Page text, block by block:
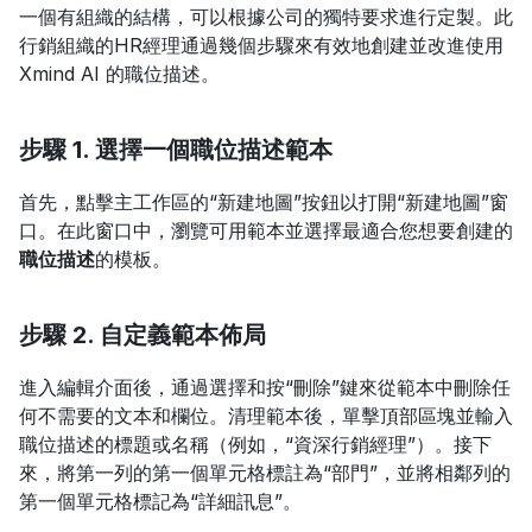
一個有組織的結構，可以根據公司的獨特要求進行定製。此
行銷組織的HR經理通過幾個步驟來有效地創建並改進使用
Xmind AI 的職位描述。
步驟 1. 選擇一個職位描述範本
首先，點擊主工作區的“新建地圖”按鈕以打開“新建地圖”窗
口。在此窗口中，瀏覽可用範本並選擇最適合您想要創建的
職位描述的模板。
步驟 2. 自定義範本佈局
進入編輯介面後，通過選擇和按“刪除”鍵來從範本中刪除任
何不需要的文本和欄位。清理範本後，單擊頂部區塊並輸入
職位描述的標題或名稱（例如，“資深行銷經理”）。接下
來，將第一列的第一個單元格標註為“部門”，並將相鄰列的
第一個單元格標記為“詳細訊息”。